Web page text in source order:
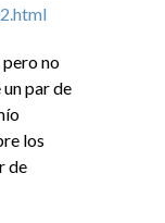
pero no
par de
los
de